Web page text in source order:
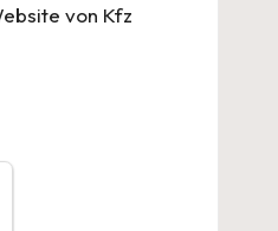
von Kfz